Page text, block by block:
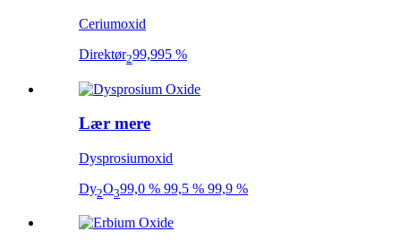
Ceriumoxid
Direktør299,995 %
Lær mere
Dysprosiumoxid
Dy2O399,0 % 99,5 % 99,9 %